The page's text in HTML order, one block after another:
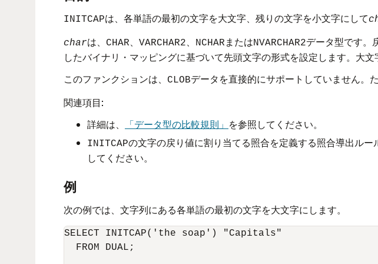
INITCAPは、各単語の最初の文字を大文字、残りの文字を小文字にして
charは、 CHAR、 VARCHAR2、 NCHAR またはNVARCHAR2データ型です。
したバイナリ・マッピングに基づいて先頭文字の形式を設定します。大文
このファンクションは、
CLOBデータを直接的にサポートしていません。
関連項目:
詳細は、
「データ型の比較規則」 を参照してください。
INITCAPの文字の戻り値に割り当てる照合を定義する照合導出ルー
してください。
例
次の例では、文字列にある各単語の最初の文字を大文字にします。
SELECT INITCAP('the soap') "Capitals"
  FROM DUAL;